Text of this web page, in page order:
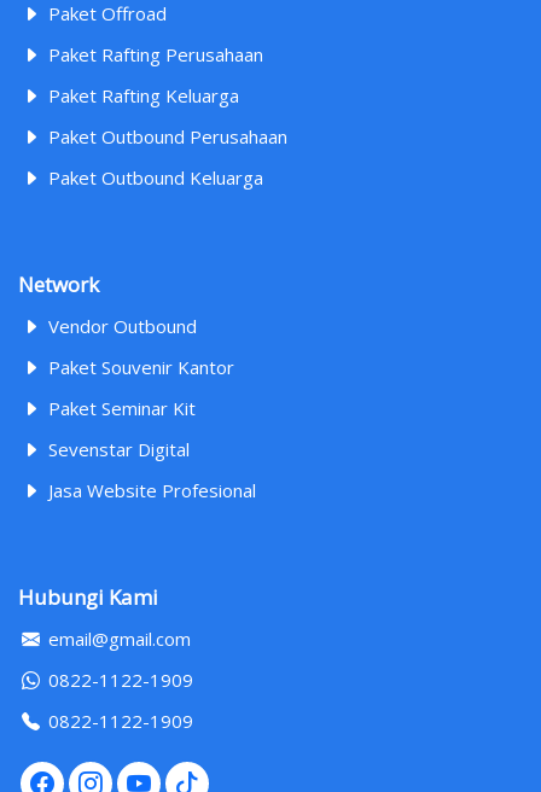
Paket Offroad
Paket Rafting Perusahaan
Paket Rafting Keluarga
Paket Outbound Perusahaan
Paket Outbound Keluarga
Network
Vendor Outbound
Paket Souvenir Kantor
Paket Seminar Kit
Sevenstar Digital
Jasa Website Profesional
Hubungi Kami
email@gmail.com
0822-1122-1909
0822-1122-1909